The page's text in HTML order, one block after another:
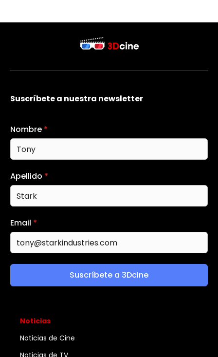
Suscríbete a nuestra newsletter
Nombre *
Apellido *
Email *
Suscríbete a 3Dcine
Noticias
Noticias de Cine